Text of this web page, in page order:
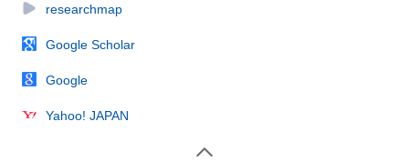
researchmap
Google Scholar
Google
Yahoo! JAPAN